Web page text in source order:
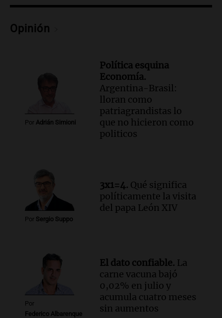
Audio.Riesgo extremo de incendios en
Noticias
Opinión
Por Adrián Simioni
Política esquina
Economía.
Argentina-Brasil:
lloran como
patriagrandistas lo
que no hicieron como
politicos
Por Sergio Suppo
3x1=4. Qué significa
políticamente la visita
del papa León XIV
Por
Federico Albarenque
El dato confiable. La
carne vacuna bajó
0,02% en julio y
acumula cuatro meses
sin aumentos